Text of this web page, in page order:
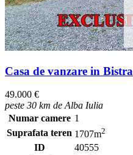
Casa de vanzare in Bistra
49.000 €
peste 30 km de Alba Iulia
Numar camere 1
Suprafata teren 1707m2
ID
40555